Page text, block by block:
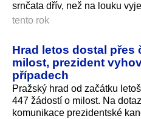
srnčata dřív, než na louku
tento rok
Hrad letos dostal
milost, prezident
případech
Pražský hrad od začátku
447 žádostí o milost. Na
komunikace prezidentské